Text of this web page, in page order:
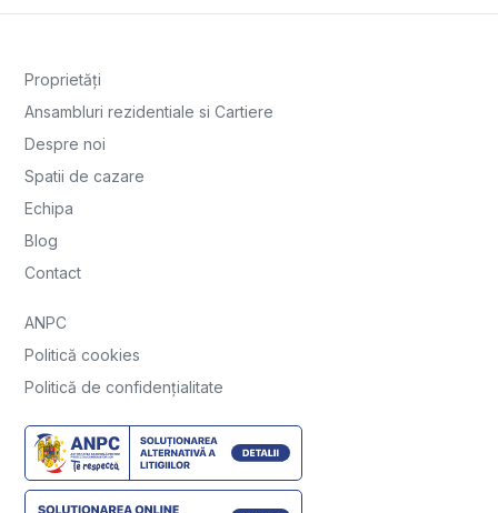
Proprietăți
Ansambluri rezidentiale si Cartiere
Despre noi
Spatii de cazare
Echipa
Blog
Contact
ANPC
Politică cookies
Politică de confidențialitate